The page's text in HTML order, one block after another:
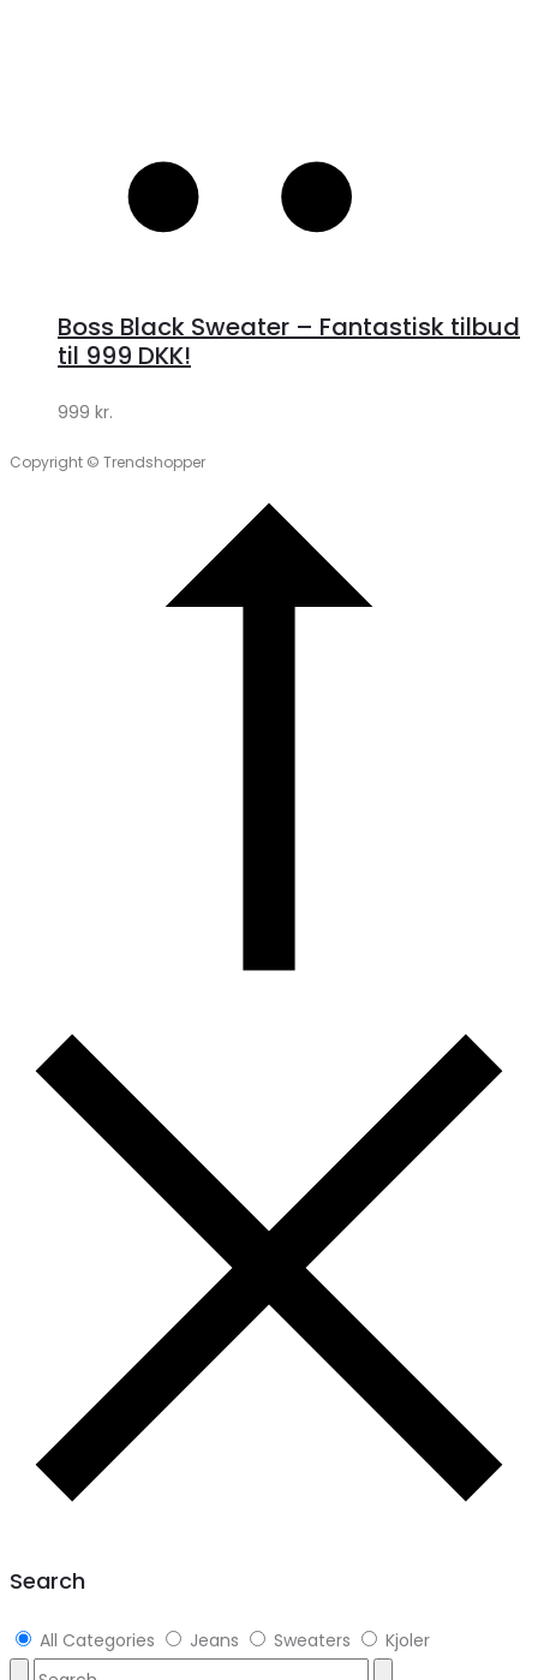
Boss Black Sweater – Fantastisk tilbud
til 999 DKK!
999 kr.
Copyright © Trendshopper
Search
All Categories Jeans Sweaters Kjoler